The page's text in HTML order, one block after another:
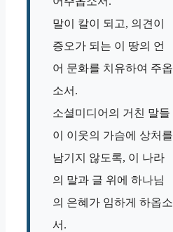
말이 칼이 되고, 의견이
증오가 되는 이 땅의 언
어 문화를 치유하여 주옵
소서.
소셜미디어의 거친 말들
이 이웃의 가슴에 상처를
남기지 않도록, 이 나라
의 말과 글 위에 하나님
의 은혜가 임하게 하옵소
서.